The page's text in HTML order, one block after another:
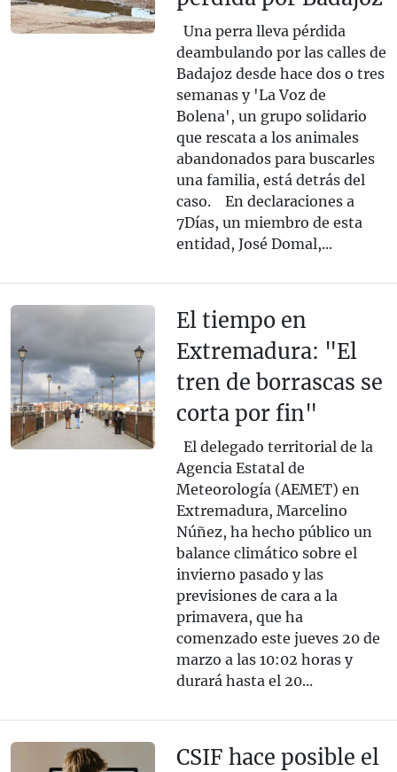
Una perra lleva pérdida
deambulando por las calles de
Badajoz desde hace dos o tres
semanas y 'La Voz de
Bolena', un grupo solidario
que rescata a los animales
abandonados para buscarles
una familia, está detrás del
caso. En declaraciones a
7Días, un miembro de esta
entidad, José Domal,...
El tiempo en
Extremadura: "El
tren de borrascas se
corta por fin"
El delegado territorial de la
Agencia Estatal de
Meteorología (AEMET) en
Extremadura, Marcelino
Núñez, ha hecho público un
balance climático sobre el
invierno pasado y las
previsiones de cara a la
primavera, que ha
comenzado este jueves 20 de
marzo a las 10:02 horas y
durará hasta el 20...
CSIF hace posible el